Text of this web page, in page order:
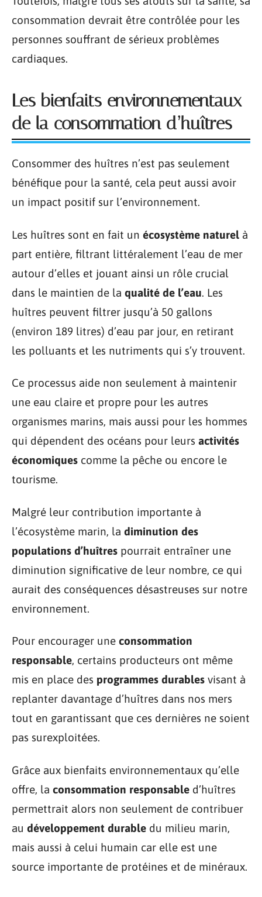
consommation devrait être contrôlée pour les
personnes souffrant de sérieux problèmes
cardiaques.
Les bienfaits environnementaux
de la consommation d’huîtres
Consommer des huîtres n’est pas seulement
bénéfique pour la santé, cela peut aussi avoir
un impact positif sur l’environnement.
Les huîtres sont en fait un écosystème naturel à
part entière, filtrant littéralement l’eau de mer
autour d’elles et jouant ainsi un rôle crucial
dans le maintien de la qualité de l’eau. Les
huîtres peuvent filtrer jusqu’à 50 gallons
(environ 189 litres) d’eau par jour, en retirant
les polluants et les nutriments qui s’y trouvent.
Ce processus aide non seulement à maintenir
une eau claire et propre pour les autres
organismes marins, mais aussi pour les hommes
qui dépendent des océans pour leurs activités
économiques comme la pêche ou encore le
tourisme.
Malgré leur contribution importante à
l’écosystème marin, la diminution des
populations d’huîtres pourrait entraîner une
diminution significative de leur nombre, ce qui
aurait des conséquences désastreuses sur notre
environnement.
Pour encourager une consommation
responsable, certains producteurs ont même
mis en place des programmes durables visant à
replanter davantage d’huîtres dans nos mers
tout en garantissant que ces dernières ne soient
pas surexploitées.
Grâce aux bienfaits environnementaux qu’elle
offre, la consommation responsable d’huîtres
permettrait alors non seulement de contribuer
au développement durable du milieu marin,
mais aussi à celui humain car elle est une
source importante de protéines et de minéraux.